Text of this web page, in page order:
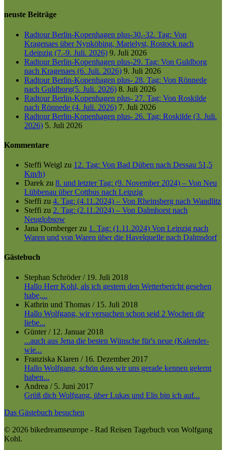
neuste Beiträge
Radtour Berlin-Kopenhagen plus-30.-32. Tag: Von
Kragenaes über Nynköbing, Marielyst, Rostock nach
Ldeipzig (7.-9. Juli. 2026) 9. Juli 2026
Radtour Berlin-Kopenhagen plus-29. Tag: Von Guldborg
nach Kragenaes (6. Juli. 2026) 9. Juli 2026
Radtour Berlin-Kopenhagen plus- 28. Tag: Von Rönnede
nach Guldborg(5. Juli. 2026) 8. Juli 2026
Radtour Berlin-Kopenhagen plus- 27. Tag: Von Roskilde
nach Rönnede (4. Juli. 2026) 7. Juli 2026
Radtour Berlin-Kopenhagen plus- 26. Tag: Roskilde (3. Juli.
2026) 5. Juli 2026
Kommentare
Steffi Weigl zu 12. Tag: Von Bad Düben nach Dessau 51,5
Km/h)
Darek zu 8. und letzter Tag: (9. November 2024) – Von Neu
Lübbenau über Cottbus nach Leipzig
Steffi zu 4. Tag: (4.11.2024) – Von Rheinsberg nach Wandlitz
Steffi zu 2. Tag: (2.11.2024) – Von Dalmhorst nach
Neuglobsow
Jana Dornbergerzu 1. Tag: (1.11.2024) Von Leipzig nach
Waren und von Waren über die Havelquelle nach Dalmsdorf
Gästebuch
Stephan Schröder/ 19. Juli 2018
Hallo Herr Kohl, als ich gestern den Wetterbericht gesehen
habe,...
Kathrin und Thomas / 15. Juli 2018
Hallo Wolfgang, wir versuchen schon seid 2 Wochen dir
liebe...
Günter/ 12. Januar 2018
...auch aus Jena die besten Wünsche für's neue (Kalender-
wie...
Franziska Klaren / 16. Dezember 2017
Hallo Wolfgang, schön dass wir uns gerade kennen gelernt
haben...
Andrea / 5. Juni 2017
Grüß dich Wolfgang, über Lukas und Elis bin ich auf...
Das Gästebuch besuchen
© 2026 bikedreamseurope - Rad Reisen Tagebuch von Wolfgang
Kohl.